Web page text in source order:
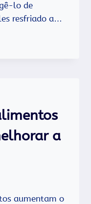
lo de
resfriado a…
a
aumentam o